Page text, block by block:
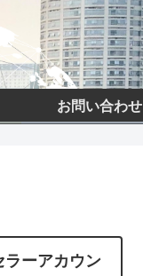
お問い合わせ
ーアカウン